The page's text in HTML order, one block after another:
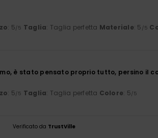
: 5/5 Taglia: Taglia perfetta Materiale: 5 /5
è stato pensato proprio tutto, persino il
: 5/5 Taglia: Taglia perfetta Colore: 5/5
Verificato da TrustVille